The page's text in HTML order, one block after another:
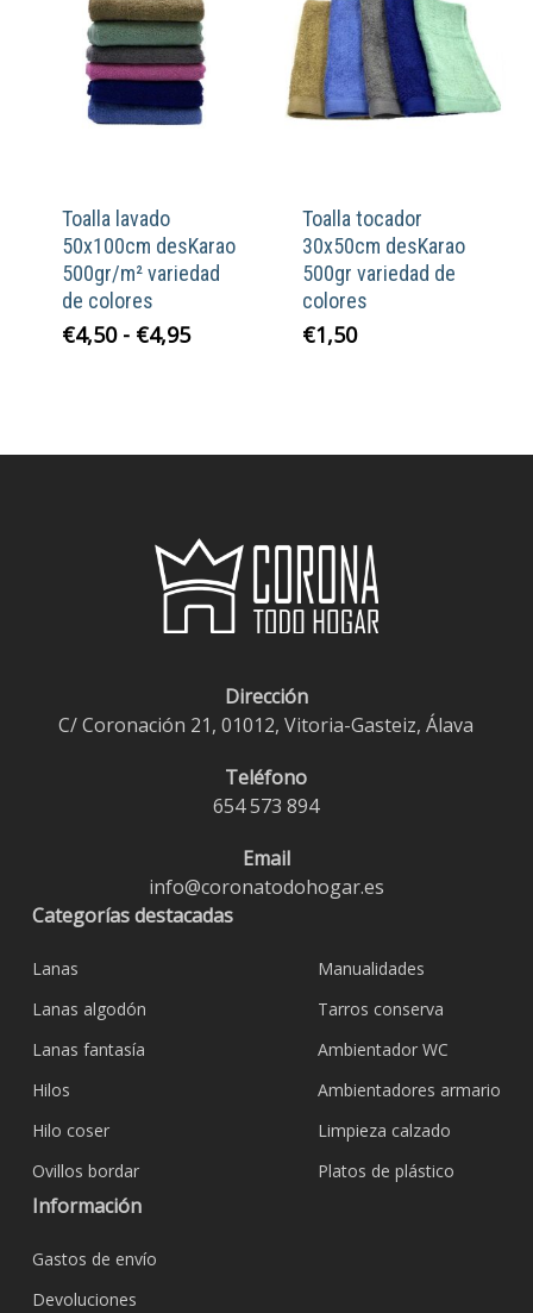
Toalla lavado
50x100cm desKarao
500gr/m² variedad
de colores
€4,50 - €4,95Rango
hasta
Toalla tocador
30x50cm desKarao
500gr variedad de
colores
€1,50
Dirección
C/ Coronación 21, 01012, Vitoria-Gasteiz, Álava
Teléfono
654 573 894
Email
info@coronatodohogar.es
Categorías destacadas
Lanas
Lanas algodón
Lanas fantasía
Hilos
Hilo coser
Ovillos bordar
Manualidades
Tarros conserva
Ambientador WC
Ambientadores armario
Limpieza calzado
Platos de plástico
Información
Gastos de envío
Devoluciones